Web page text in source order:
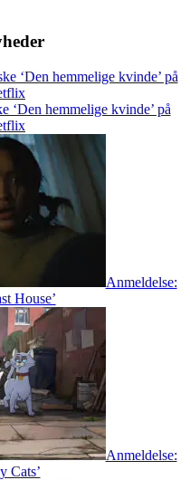
‘Den hemmelige kvinde’ på
Anmeldelse:
House’
Anmeldelse:
Cats’